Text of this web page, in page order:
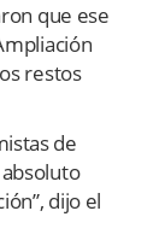
que ese
restos
de
dijo el